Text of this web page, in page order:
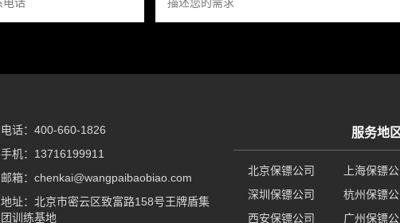
电话：400-660-1826
手机：13716199911
邮箱：chenkai@wangpaibaobiao.com
地址：北京市密云区致富路158号王牌盾集
团训练基地
服务地
北京保镖公司 上海保镖
深圳保镖公司
杭州保镖公
西安保镖公司
广州保镖